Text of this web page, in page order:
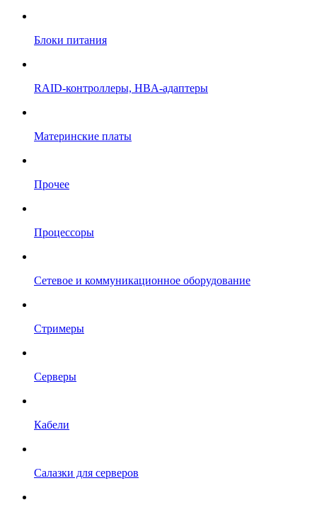
Блоки питания
RAID-контроллеры, HBA-адаптеры
Материнские платы
Прочее
Процессоры
Сетевое и коммуникационное оборудование
Стримеры
Серверы
Кабели
Салазки для серверов